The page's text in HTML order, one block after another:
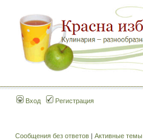
Вход Регистрация
Сообщения без ответов | Активные темы